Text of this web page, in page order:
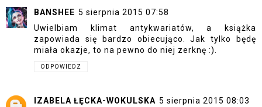
BANSHEE 5 sierpnia 2015 07:58
Uwielbiam klimat antykwariatów, a książka
zapowiada się bardzo obiecująco. Jak tylko będę
miała okazje, to na pewno do niej zerknę :).
ODPOWIEDZ
IZABELA ŁĘCKA-WOKULSKA 5 sierpnia 2015 08:03